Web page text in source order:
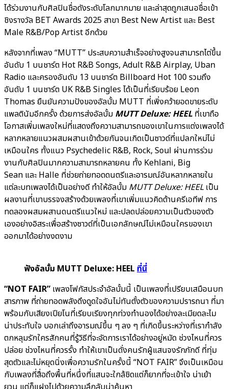
ได้ร่วมงานกับศิลปินชื่อดังระดับโลกมากมาย และล่าสุดถูกเสนอชื่อเข้า
ชิงรางวัล BET Awards 2025 สาขา Best New Artist และ Best
Male R&B/Pop Artist อีกด้วย
หลังจากที่เพลง “MUTT” ประสบความสำเร็จอย่างสูงจนสามารถไต่ขึ้น
อันดับ 1 บนชาร์ต Hot R&B Songs, Adult R&B Airplay, Uban
Radio และครองอันดับ 13 บนชาร์ต Billboard Hot 100 รวมถึง
อันดับ 1 บนชาร์ต UK R&B Singles ได้เป็นที่เรียบร้อย Leon
Thomas ยืนยันความปังของอัลบั้ม MUTT ที่เพิ่งคว้ายอดขายระดับ
แพลตินัมอีกครั้ง ด้วยการส่งอัลบั้ม MUTT Deluxe: HEEL ที่เขาถือ
โอกาสเพิ่มเพลงใหม่ที่แสดงถึงความสามารถของเขาในการแต่งเพลงได้
หลากหลายแนวผสมผสานเข้าด้วยกันจนเกิดเป็นซาวด์ที่แปลกใหม่ไม่
เหมือนใคร ทั้งแนว Psychedelic R&B, Rock, Soul ผ่านการร่วม
งานกับศิลปินมากความสามารถหลายคน ทั้ง Kehlani, Big
Sean และ Halle ที่ช่วยถ่ายทอดดนตรีและอารมณ์อันหลากหลายใน
แต่ละบทเพลงได้เป็นอย่างดี ทำให้อัลบั้ม MUTT Deluxe: HEELเป็น
ผลงานที่เขาบรรจงสร้างด้วยเพลงที่เขาเพิ่มแนวคิดด้านครีเอทีฟ การ
ทดลองผสมผสานดนตรีแนวใหม่ และปลดปล่อยความเป็นตัวของตัว
เองอย่างอิสระเพื่อสร้างซาวด์ที่เป็นเอกลักษณ์ไม่เหมือนใครของเขา
ออกมาได้อย่างงดงาม
ฟังอัลบั้ม MUTT Deluxe: HEEL ที่นี่
“NOT FAIR” เพลงโฟกัสประจำอัลบั้มนี้ เป็นเพลงที่เปรียบเสมือนบท
สารภาพ ที่ถ่ายทอดพลังดึงดูดใจอันไม่ทันตั้งตัวของความปรารถนา ที่มา
พร้อมกับเสียงเปียโนที่เรียบเรียงทุกท่วงทำนองได้อย่างละเมียดละไม
น่าประทับใจ บอกเล่าถึงอารมณ์ขึ้น ๆ ลง ๆ ที่เกิดขึ้นระหว่างที่เรากำลัง
ตกหลุมรักใครสักคนที่รู้วิธีที่จะจัดการเราได้อย่างอยู่หมัด ช่วงไหนที่ควร
ปล่อย ช่วงไหนที่ควรรั้ง ทำให้เขาเป็นดั่งคนรักผู้แสนจงรักภักดี ที่ทุ่ม
สุดตัวและไม่หยุดนิ่งเพื่อความรักในครั้งนี้ “NOT FAIR” จึงเป็นเหมือน
กับเพลงที่สื่อถึงพื้นที่หนึ่งที่แสนจะใกล้ชิดแต่ก็ยากที่จะเข้าใจ น่าเย้า